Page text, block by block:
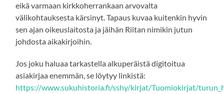
eikä varmaan kirkkoherrankaan arvovalta
välikohtauksesta kärsinyt. Tapaus kuvaa kuitenkin hyvin
sen ajan oikeuslaitosta ja jäihän Riitan nimikin jutun
johdosta aikakirjoihin.
Jos joku haluaa tarkastella alkuperäistä digitoitua
asiakirjaa enemmän, se löytyy linkistä:
https://www.sukuhistoria.fi/sshy/kirjat/Tuomiokirjat/